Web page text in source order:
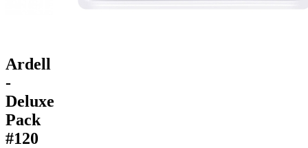
Ardell
-
Deluxe
Pack
#120